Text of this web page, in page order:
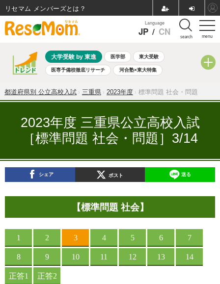
menu
Language
JP / CN search
大学受験 by 東進 医学部 東大受験
医専予備校徹底リサーチ 河合塾×東大特集
共通テスト 夏休み 8月開催学校説明会・相談会
自由研究教材（小学生向け） 自由研究教材（中学生向け）
ランキング
都道府県別 公立高校入試 三重県 2023年度 標準問題 社会・問題
2023年度 三重県公立高校入試
［標準問題 社会・問題］3/14
シェア ポスト 送る
【標準問題 社会】
リセマム メンバーズ